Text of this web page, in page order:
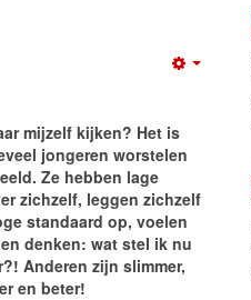
mijzelf kijken? Het is
jongeren worstelen
Ze hebben lage
zichzelf, leggen zichzelf
standaard op, voelen
denken: wat stel ik nu
Anderen zijn slimmer,
en beter!